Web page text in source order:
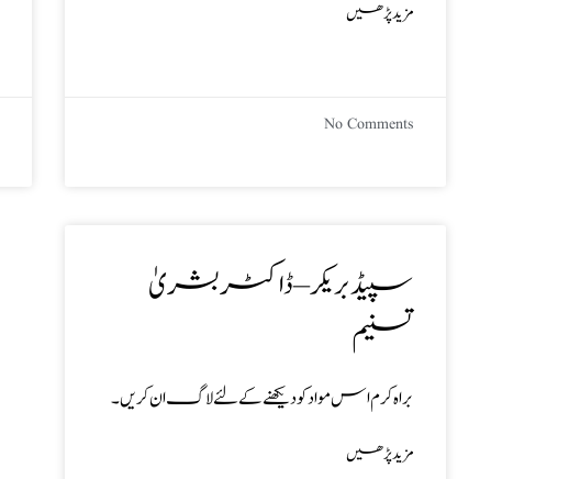
مزید پڑھیں
No Comments
سپیڈ بریکر – ڈاکٹر بشریٰ
تسنیم
براہ کرم اس مواد کو دیکھنے کے لئے لاگ ان کریں۔
مزید پڑھیں